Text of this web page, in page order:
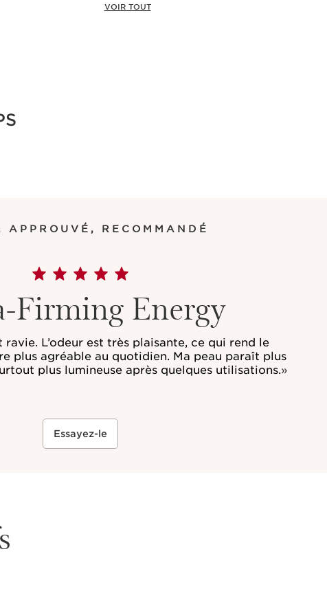
VOIR TOUT
APPROUVÉ, RECOMMANDÉ
Firming Energy
ravie. L’odeur est très plaisante, ce qui rend le
plus agréable au quotidien. Ma peau paraît plus
plus lumineuse après quelques utilisations.»
Essayez-le